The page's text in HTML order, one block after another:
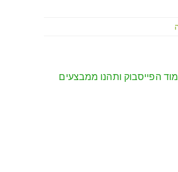
הפייסבוק ותהנו ממבצעים